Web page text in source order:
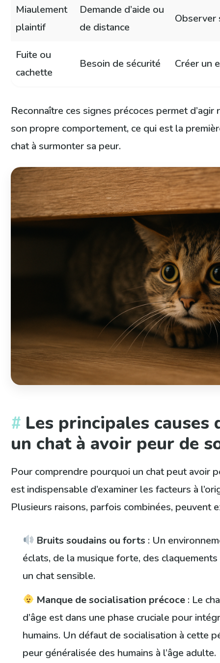
Miaulement
plaintif
Demande d’aide ou
de distance
Observer
Fuite ou
cachette
Besoin de sécurité Créer un
Reconnaître ces signes précoces permet
son propre comportement, ce qui est la
chat à surmonter sa peur.
Les principales causes
un chat à avoir peur de
Pour comprendre pourquoi un chat peut avoir
est indispensable d’examiner les facteurs à
Plusieurs raisons, parfois combinées, peuvent
Bruits soudains ou forts : Un
éclats, de la musique forte, des
un chat sensible.
Manque de socialisation précoce : Le
d’âge est dans une phase cruciale pour
humains. Un défaut de socialisation à cette
peur généralisée des humains à l’âge adulte.